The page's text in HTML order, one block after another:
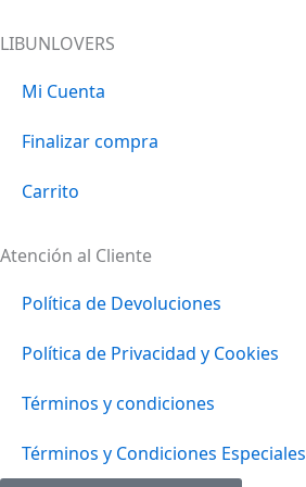
LIBUNLOVERS
Mi Cuenta
Finalizar compra
Carrito
Atención al Cliente
Política de Devoluciones
Política de Privacidad y Cookies
Términos y condiciones
Términos y Condiciones Especiales